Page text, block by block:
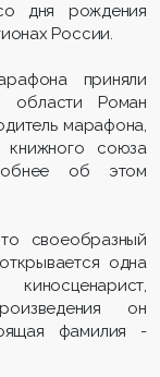
дня рождения
России.
приняли
области Роман
марафона,
книжного союза
об этом
своеобразный
одна
он
фамилия -